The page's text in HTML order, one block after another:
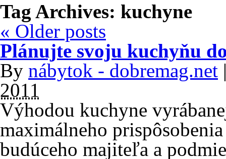
Tag Archives: kuchyne
« Older posts
Plánujte svoju kuchyňu
By nábytok - dobremag.net
2011
Výhodou kuchyne
maximálneho
budúceho majiteľa a